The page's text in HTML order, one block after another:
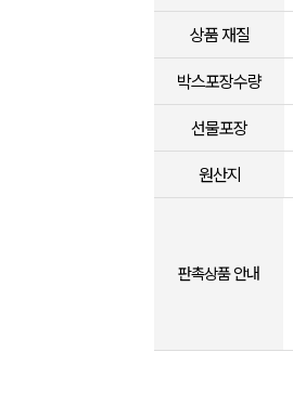
상품 재질
박스포장수량
선물포장
원산지
판촉상품 안내